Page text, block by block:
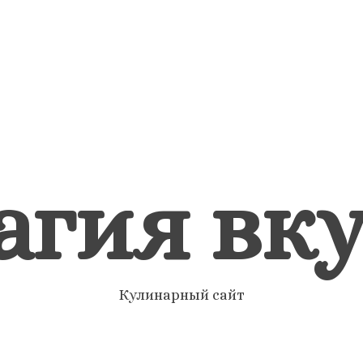
Кулинарный сайт